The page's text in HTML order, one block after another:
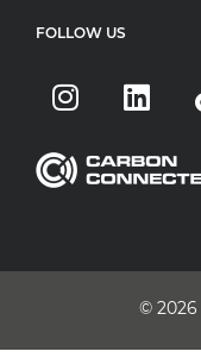
FOLLOW US
© 2026